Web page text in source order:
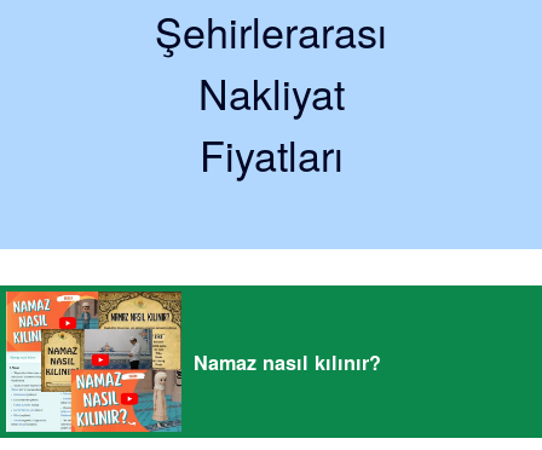
Şehirlerarası
Nakliyat
Fiyatları
Namaz nasıl kılınır?